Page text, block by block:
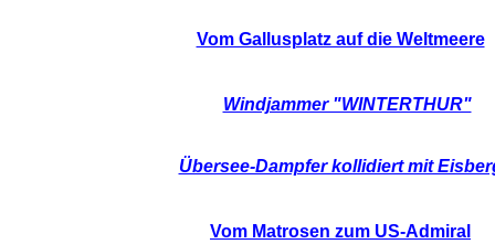
Vom Gallusplatz auf die Weltmeere
Windjammer "WINTERTHUR"
Übersee-Dampfer kollidiert mit
Vom Matrosen zum US-Admiral